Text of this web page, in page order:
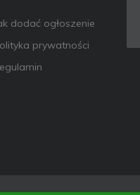
dodać ogłoszenie
prywatności